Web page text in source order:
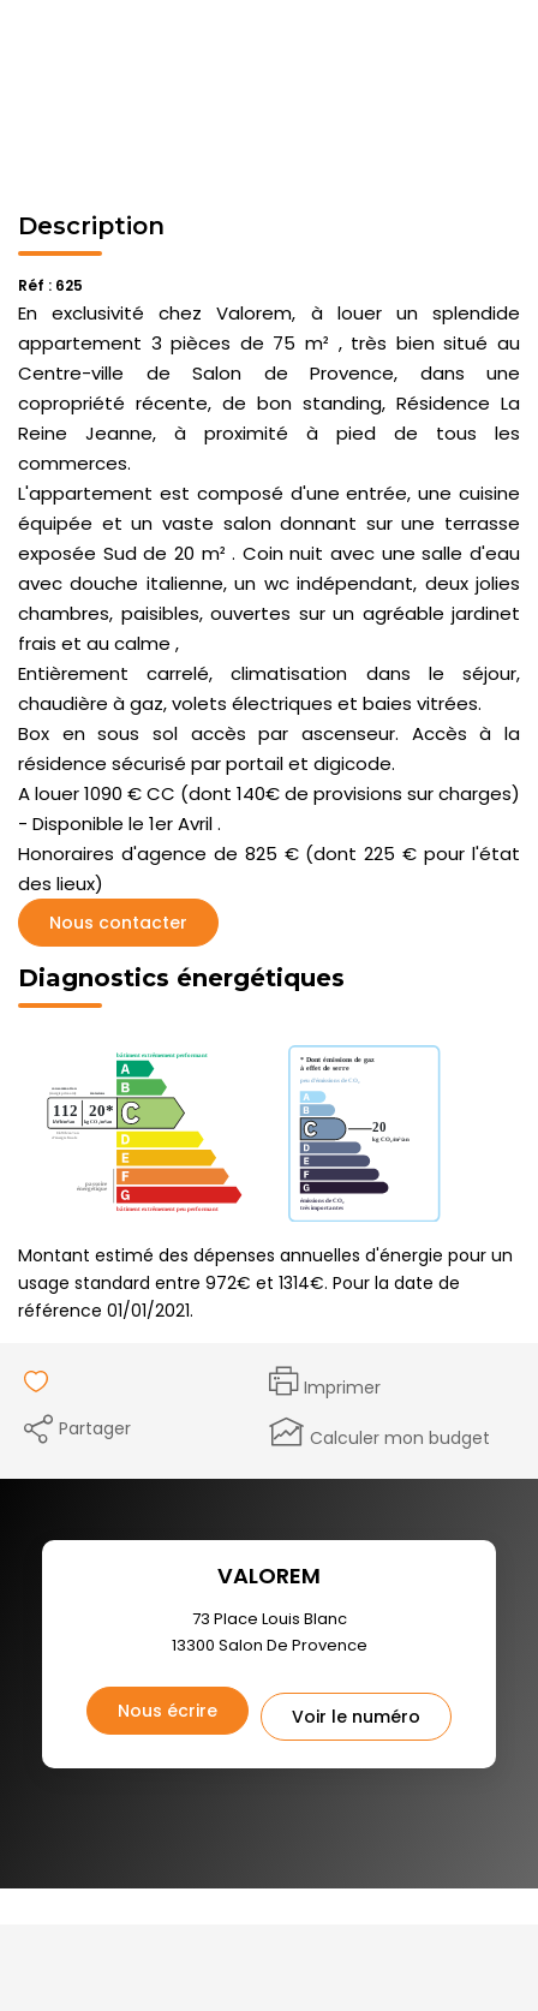
Description
Réf : 625
En exclusivité chez Valorem, à louer un splendide
appartement 3 pièces de 75 m² , très bien situé au
Centre-ville de Salon de Provence, dans une
copropriété récente, de bon standing, Résidence La
Reine Jeanne, à proximité à pied de tous les
commerces.
L'appartement est composé d'une entrée, une cuisine
équipée et un vaste salon donnant sur une terrasse
exposée Sud de 20 m² . Coin nuit avec une salle d'eau
avec douche italienne, un wc indépendant, deux jolies
chambres, paisibles, ouvertes sur un agréable jardinet
frais et au calme ,
Entièrement carrelé, climatisation dans le séjour,
chaudière à gaz, volets électriques et baies vitrées.
Box en sous sol accès par ascenseur. Accès à la
résidence sécurisé par portail et digicode.
A louer 1090 € CC (dont 140€ de provisions sur charges)
- Disponible le 1er Avril .
Honoraires d'agence de 825 € (dont 225 € pour l'état
des lieux)
Nous contacter
Diagnostics énergétiques
Montant estimé des dépenses annuelles d'énergie pour un
usage standard entre 972€ et 1314€. Pour la date de
référence 01/01/2021.
Imprimer
Partager
Calculer mon budget
VALOREM
73 Place Louis Blanc
13300 Salon De Provence
Nous écrire Voir le numéro